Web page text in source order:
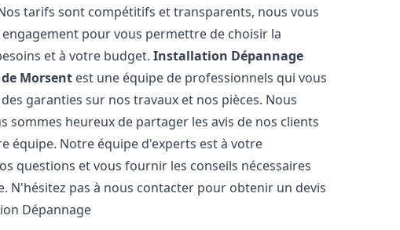
tarifs sont compétitifs et transparents, nous vous
pour vous permettre de choisir la
et à votre budget.Installation Dépannage
Morsent est une équipe de professionnels qui vous
garanties sur nos travaux et nos pièces. Nous
sommes heureux de partager les avis de nos clients
équipe. Notre équipe d'experts est à votre
questions et vous fournir les conseils nécessaires
N'hésitez pas à nous contacter pour obtenir un devis
Dépannage